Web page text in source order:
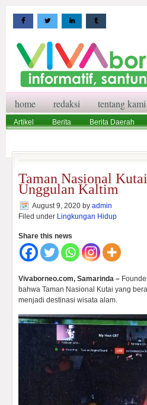
home redaksi tentang kami
Artikel Berita Berita Daerah
Taman Nasional
Unggulan Kaltim
August 9, 2020 by admin
Filed under Lingkungan Hidup
Share this news
Vivaborneo.com, Samarinda –
bahwa Taman Nasional Kutai yang
menjadi destinasi wisata alam.